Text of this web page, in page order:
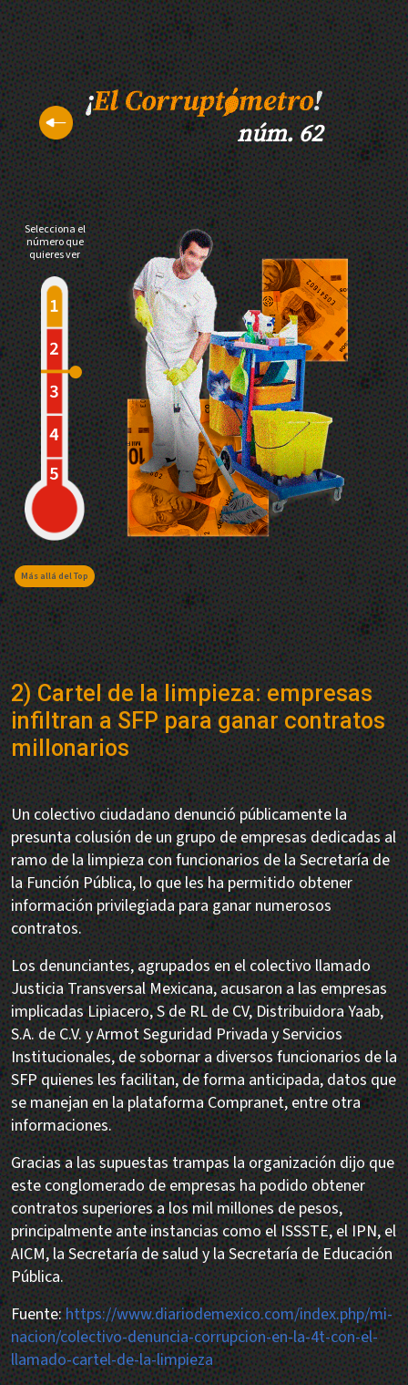
núm. 62
Selecciona el
número que
quieres ver
Más allá del Top
2) Cartel de la limpieza: empresas
infiltran a SFP para ganar contratos
millonarios
Un colectivo ciudadano denunció públicamente la
presunta colusión de un grupo de empresas dedicadas al
ramo de la limpieza con funcionarios de la Secretaría de
la Función Pública, lo que les ha permitido obtener
información privilegiada para ganar numerosos
contratos.
Los denunciantes, agrupados en el colectivo llamado
Justicia Transversal Mexicana, acusaron a las empresas
implicadas Lipiacero, S de RL de CV, Distribuidora Yaab,
S.A. de C.V. y Armot Seguridad Privada y Servicios
Institucionales, de sobornar a diversos funcionarios de la
SFP quienes les facilitan, de forma anticipada, datos que
se manejan en la plataforma Compranet, entre otra
informaciones.
Gracias a las supuestas trampas la organización dijo que
este conglomerado de empresas ha podido obtener
contratos superiores a los mil millones de pesos,
principalmente ante instancias como el ISSSTE, el IPN, el
AICM, la Secretaría de salud y la Secretaría de Educación
Pública.
Fuente:https://www.diariodemexico.com/index.php/mi-
nacion/colectivo-denuncia-corrupcion-en-la-4t-con-el-
llamado-cartel-de-la-limpieza